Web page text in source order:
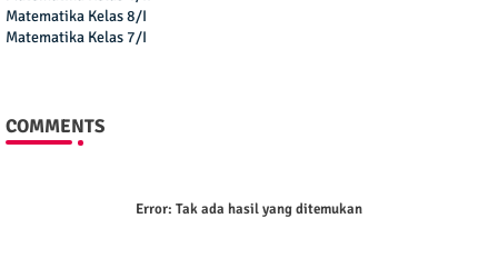
Matematika Kelas 8/I
Matematika Kelas 7/I
COMMENTS
Error: Tak ada hasil yang ditemukan